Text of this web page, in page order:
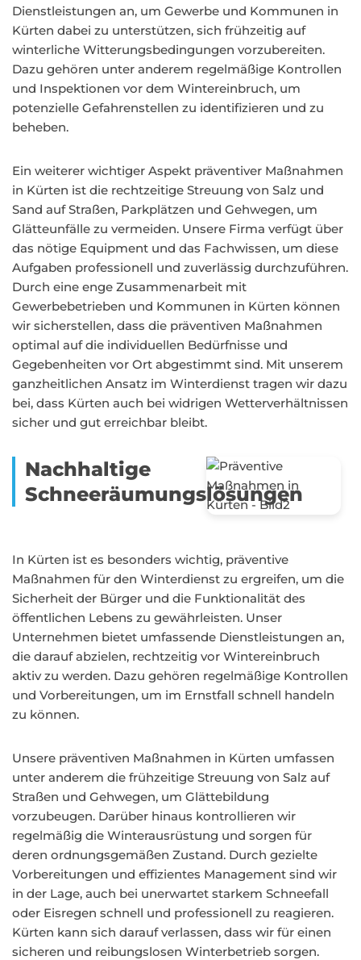
Dienstleistungen an, um Gewerbe und Kommunen in
Kürten dabei zu unterstützen, sich frühzeitig auf
winterliche Witterungsbedingungen vorzubereiten.
Dazu gehören unter anderem regelmäßige Kontrollen
und Inspektionen vor dem Wintereinbruch, um
potenzielle Gefahrenstellen zu identifizieren und zu
beheben.
Ein weiterer wichtiger Aspekt präventiver Maßnahmen
in Kürten ist die rechtzeitige Streuung von Salz und
Sand auf Straßen, Parkplätzen und Gehwegen, um
Glätteunfälle zu vermeiden. Unsere Firma verfügt über
das nötige Equipment und das Fachwissen, um diese
Aufgaben professionell und zuverlässig durchzuführen.
Durch eine enge Zusammenarbeit mit
Gewerbebetrieben und Kommunen in Kürten können
wir sicherstellen, dass die präventiven Maßnahmen
optimal auf die individuellen Bedürfnisse und
Gegebenheiten vor Ort abgestimmt sind. Mit unserem
ganzheitlichen Ansatz im Winterdienst tragen wir dazu
bei, dass Kürten auch bei widrigen Wetterverhältnissen
sicher und gut erreichbar bleibt.
Nachhaltige
Schneeräumungslösungen
In Kürten ist es besonders wichtig, präventive
Maßnahmen für den Winterdienst zu ergreifen, um die
Sicherheit der Bürger und die Funktionalität des
öffentlichen Lebens zu gewährleisten. Unser
Unternehmen bietet umfassende Dienstleistungen an,
die darauf abzielen, rechtzeitig vor Wintereinbruch
aktiv zu werden. Dazu gehören regelmäßige Kontrollen
und Vorbereitungen, um im Ernstfall schnell handeln
zu können.
Unsere präventiven Maßnahmen in Kürten umfassen
unter anderem die frühzeitige Streuung von Salz auf
Straßen und Gehwegen, um Glättebildung
vorzubeugen. Darüber hinaus kontrollieren wir
regelmäßig die Winterausrüstung und sorgen für
deren ordnungsgemäßen Zustand. Durch gezielte
Vorbereitungen und effizientes Management sind wir
in der Lage, auch bei unerwartet starkem Schneefall
oder Eisregen schnell und professionell zu reagieren.
Kürten kann sich darauf verlassen, dass wir für einen
sicheren und reibungslosen Winterbetrieb sorgen.